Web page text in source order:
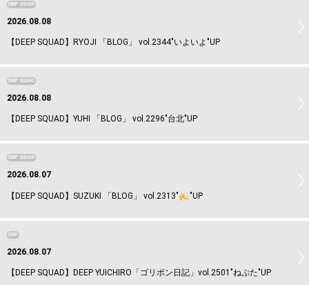
DEEP SQUAD
2026.08.08
【DEEP SQUAD】RYOJI 「BLOG」 vol.2344"いよいよ"UP
DEEP SQUAD
2026.08.08
【DEEP SQUAD】YUHI 「BLOG」 vol.2296"台北"UP
DEEP SQUAD
2026.08.07
【DEEP SQUAD】SUZUKI 「BLOG」 vol.2313" "UP
DEEP
2026.08.07
【DEEP SQUAD】DEEP YUICHIRO「ゴリポン日記」vol.2501"ねぷた"UP